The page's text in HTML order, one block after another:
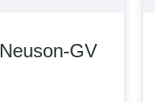
GV